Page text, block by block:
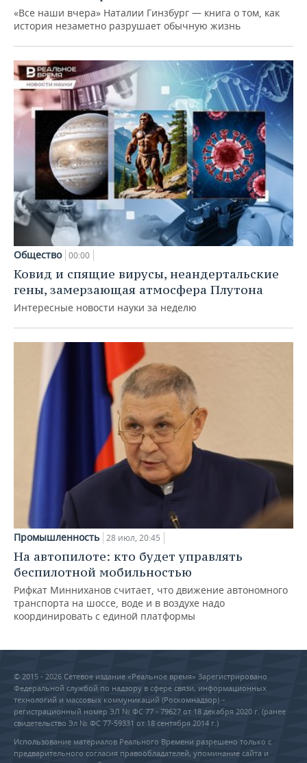
«Все наши вчера» Наталии Гинзбург — книга о том, как
история незаметно разрушает обычную жизнь
Общество 00:00
Ковид и спящие вирусы, неандертальские
гены, замерзающая атмосфера Плутона
Интересные новости науки за неделю
Промышленность 28 июл, 20:45
На автопилоте: кто будет управлять
беспилотной мобильностью
Рифкат Минниханов считает, что движение автономного
транспорта на шоссе, воде и в воздухе надо
координировать с единой платформы
© 2015 - 2026 Сетевое издание «Реальное время» Зарегистрировано
Федеральной службой по надзору в сфере связи, информационных
технологий и массовых коммуникаций (Роскомнадзор) –
регистрационный номер ЭЛ № ФС 77 - 79627 от 18 декабря 2020 г. (ранее
свидетельство Эл № ФС 77-59331 от 18 сентября 2014 г.)
Использование материалов Реального Времени разрешено только с
предварительного согласия правообладателей, упоминание сайта и